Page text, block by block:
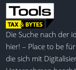
Die Suche nach der
hier! – Place to be
die sich mit